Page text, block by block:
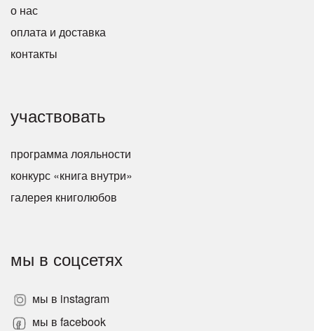
о нас
оплата и доставка
контакты
участвовать
программа лояльности
конкурс «книга внутри»
галерея книголюбов
мы в соцсетях
мы в instagram
мы в facebook